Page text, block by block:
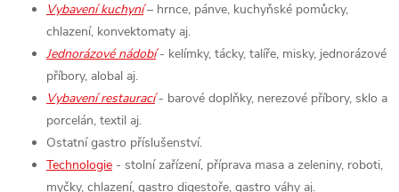
Vybavení kuchyní– hrnce, pánve, kuchyňské pomůcky,
chlazení, konvektomaty aj.
Jednorázové nádobí- kelímky, tácky, talíře, misky, jednorázové
příbory, alobal aj.
Vybavení restaurací- barové doplňky, nerezové příbory, sklo a
porcelán, textil aj.
Ostatní gastro příslušenství.
Technologie - stolní zařízení, příprava masa a zeleniny, roboti,
myčky, chlazení, gastro digestoře, gastro váhy aj.